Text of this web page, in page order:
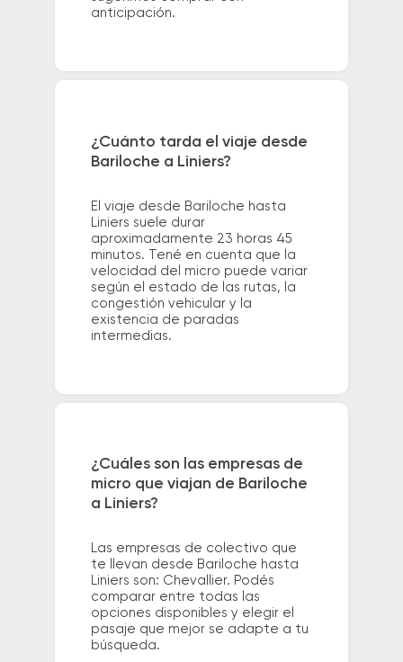
anticipación.
¿Cuánto tarda el viaje desde
Bariloche a Liniers?
El viaje desde Bariloche hasta
Liniers suele durar
aproximadamente 23 horas 45
minutos. Tené en cuenta que la
velocidad del micro puede variar
según el estado de las rutas, la
congestión vehicular y la
existencia de paradas
intermedias.
¿Cuáles son las empresas de
micro que viajan de Bariloche
a Liniers?
Las empresas de colectivo que
te llevan desde Bariloche hasta
Liniers son: Chevallier. Podés
comparar entre todas las
opciones disponibles y elegir el
pasaje que mejor se adapte a tu
búsqueda.